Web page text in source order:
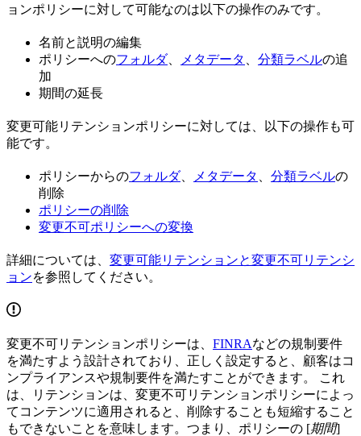
ョンポリシーに対して可能なのは以下の操作のみです。
名前と説明の編集
ポリシーへのフォルダ、 メタデータ 分類ラベルの追
加
期間の延長
変更可能リテンションポリシーに対しては、以下の操作も可
能です。
ポリシーからのフォルダ、 メタデータ 分類ラベルの
削除
ポリシーの削除
変更不可ポリシーへの変換
詳細については、 変更可能リテンションと変更不可リテンシ
ョンを参照してください。
変更不可リテンションポリシーは、 FINRAなどの規制要件
を満たすよう設計されており、正しく設定すると、顧客はコ
ンプライアンスや規制要件を満たすことができます。 これ
は、リテンションは、変更不可リテンションポリシーによっ
てコンテンツに適用されると、削除することも短縮すること
もできないことを意味します。つまり、ポリシーの [期間]